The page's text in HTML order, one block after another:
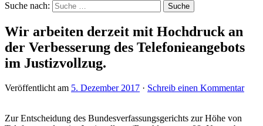
Suche nach:
Wir arbeiten derzeit mit Hochdruck an
der Verbesserung des Telefonieangebots
im Justizvollzug.
Veröffentlicht am 5. Dezember 2017 · Schreib einen Kommentar
Zur Entscheidung des Bundesverfassungsgerichts zur Höhe von